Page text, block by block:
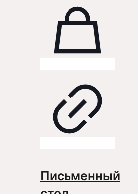
Письменный